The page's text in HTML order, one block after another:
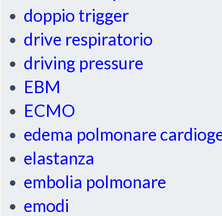
doppio trigger
drive respiratorio
driving pressure
EBM
ECMO
edema polmonare
elastanza
embolia polmonare
emodi